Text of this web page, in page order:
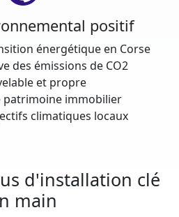
positif
énergétique en Corse
des émissions de CO2
et propre
patrimoine immobilier
climatiques locaux
d'installation clé
main